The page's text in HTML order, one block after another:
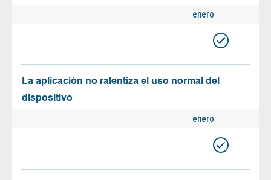
enero
La aplicación no ralentiza el uso normal del
dispositivo
enero